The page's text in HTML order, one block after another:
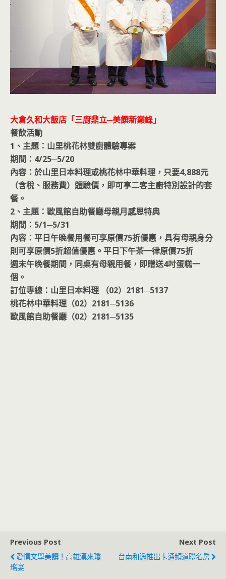
大倉久和大飯店「三廚鼎立─美饌新巔峰」
餐飲活動
1、主題：山里桃花林雙廚體驗專案
期間：4/25─5/20
內容：於山里日本料理或桃花林中華料理，只要4,888元
（含稅、服務費）體驗價，即可享二客主廚特別設計的套
餐。
2、主題：歐風館自助餐廳母親月感恩特典
期間：5/1─5/31
內容：平日午晚餐用餐可享原價75折優惠，具有母親身分
則可享原價5折超值優惠。平日下午茶一律原價75折
週末午晚餐期間，同桌有母親用餐，即贈送4吋蛋糕一
個。
訂位專線：山里日本料理 （02）2181─5137
桃花林中華料理（02）2181─5136
歐風館自助餐廳（02）2181─5135
Previous Post
愛情文學美饌！高雄漢來瓊
瑤宴
Next Post
台南和逸推出卡通頻道聯名房